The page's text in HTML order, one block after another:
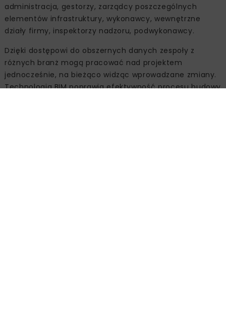
administracja, gestorzy, zarządcy poszczególnych
elementów infrastruktury, wykonawcy, wewnętrzne
działy firmy, inspektorzy nadzoru, podwykonawcy.
Dzięki dostępowi do obszernych danych zespoły z
różnych branż mogą pracować nad projektem
jednocześnie, na bieżąco widząc wprowadzane zmiany.
Technologia BIM poprawia efektywność procesu budowy